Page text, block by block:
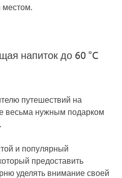
напиток до 60 °C
путешествий на
весьма нужным подарком
и популярный
предоставить
уделять внимание своей